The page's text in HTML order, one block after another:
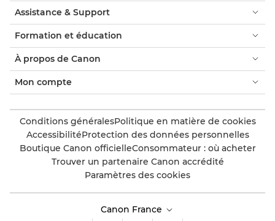
Assistance & Support
Formation et éducation
À propos de Canon
Mon compte
Conditions généralesPolitique en matière de cookies
AccessibilitéProtection des données personnelles
Boutique Canon officielleConsommateur : où acheter
Trouver un partenaire Canon accrédité
Paramètres des cookies
Canon France